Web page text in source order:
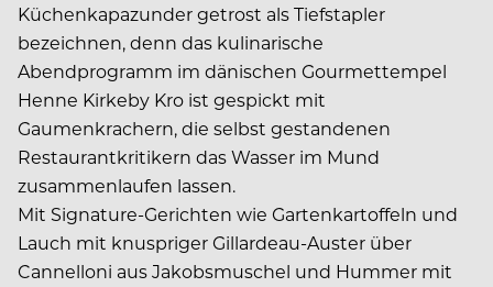
Küchenkapazunder getrost als Tiefstapler
bezeichnen, denn das kulinarische
Abendprogramm im dänischen Gourmettempel
Henne Kirkeby Kro ist gespickt mit
Gaumenkrachern, die selbst gestandenen
Restaurantkritikern das Wasser im Mund
zusammenlaufen lassen.
Mit Signature-Gerichten wie Gartenkartoffeln und
Lauch mit knuspriger Gillardeau-Auster über
Cannelloni aus Jakobsmuschel und Hummer mit